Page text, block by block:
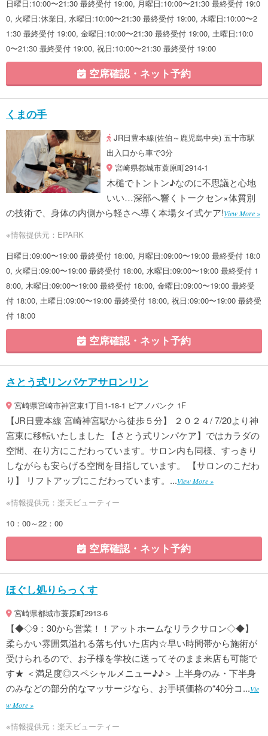
日曜日:10:00〜21:30 最終受付 19:00, 月曜日:10:00〜21:30 最終受付 19:0
0, 火曜日:休業日, 水曜日:10:00〜21:30 最終受付 19:00, 木曜日:10:00〜2
1:30 最終受付 19:00, 金曜日:10:00〜21:30 最終受付 19:00, 土曜日:10:0
0〜21:30 最終受付 19:00, 祝日:10:00〜21:30 最終受付 19:00
空席確認・ネット予約
くまの手
JR日豊本線(佐伯～鹿児島中央) 五十市駅
出入口から車で3分
宮崎県都城市蓑原町2914-1
木槌でトントン♪なのに不思議と心地
いい…深部へ響くトークセン×体質別
の技術で、身体の内側から軽さへ導く本場タイ式ケア!View More »
※情報提供元：EPARK
日曜日:09:00〜19:00 最終受付 18:00, 月曜日:09:00〜19:00 最終受付 18:0
0, 火曜日:09:00〜19:00 最終受付 18:00, 水曜日:09:00〜19:00 最終受付 1
8:00, 木曜日:09:00〜19:00 最終受付 18:00, 金曜日:09:00〜19:00 最終受
付 18:00, 土曜日:09:00〜19:00 最終受付 18:00, 祝日:09:00〜19:00 最終受
付 18:00
空席確認・ネット予約
さとう式リンパケアサロンリン
宮崎県宮崎市神宮東1丁目1-18-1 ピアノバンク 1F
【JR日豊本線 宮崎神宮駅から徒歩５分】 ２０２４/ 7/20より神
宮東に移転いたしました 【さとう式リンパケア】ではカラダの
空間、在り方にこだわっています。サロン内も同様、すっきり
しながらも安らげる空間を目指しています。 【サロンのこだわ
り】 リフトアップにこだわっています。...View More »
※情報提供元：楽天ビューティー
10：00～22：00
空席確認・ネット予約
ほぐし処りらっくす
宮崎県都城市蓑原町2913-6
【◆◇9：30から営業！！アットホームなリラクサロン◇◆】
柔らかい雰囲気溢れる落ち付いた店内☆早い時間帯から施術が
受けられるので、お子様を学校に送ってそのまま来店も可能で
す★ ＜満足度◎スペシャルメニュー♪♪＞ 上半身のみ・下半身
のみなどの部分的なマッサージなら、お手頃価格の“40分コ...Vie
w More »
※情報提供元：楽天ビューティー